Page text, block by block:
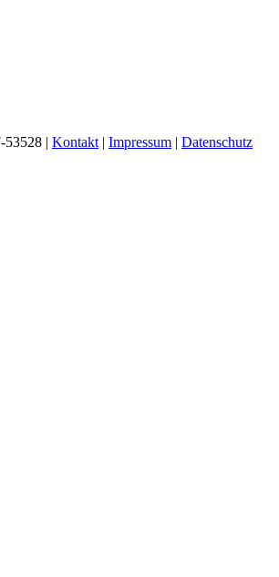
53528 | Kontakt | Impressum | Datenschutz